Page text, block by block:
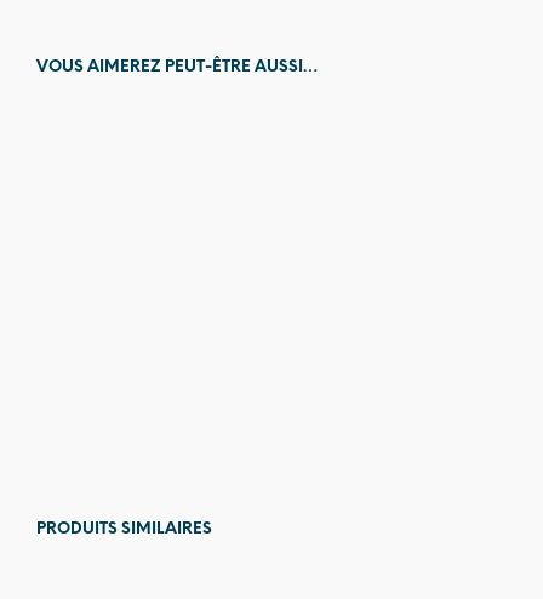
VOUS AIMEREZ PEUT-ÊTRE AUSSI…
PRODUITS SIMILAIRES